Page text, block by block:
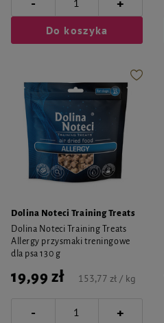
+
Do koszyka
Dolina Noteci Training Treats
Dolina Noteci Training Treats
Allergy przysmaki treningowe
dla psa 130 g
19,99 zł 153,77 zł / kg
- +